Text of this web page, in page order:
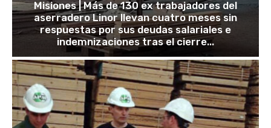
Misiones | Más de 130 ex trabajadores del
aserradero Linor llevan cuatro meses sin
respuestas por sus deudas salariales e
indemnizaciones tras el cierre...